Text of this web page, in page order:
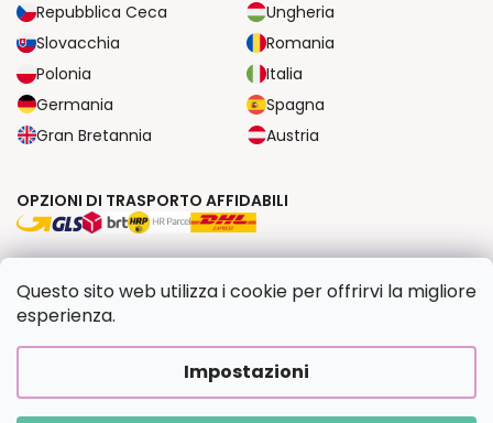
Questo sito web utilizza i cookie per offrirvi la migliore
esperienza.
Impostazioni
Repubblica Ceca
Ungheria
Slovacchia
Romania
Polonia
Italia
Germania
Spagna
Gran Bretannia
Austria
OPZIONI DI TRASPORTO AFFIDABILI
Creato da Shoptet Premium|UpraviloFV STUDIO
Copyright 2026Dipingilo.it. Tutti i diritti riservati.